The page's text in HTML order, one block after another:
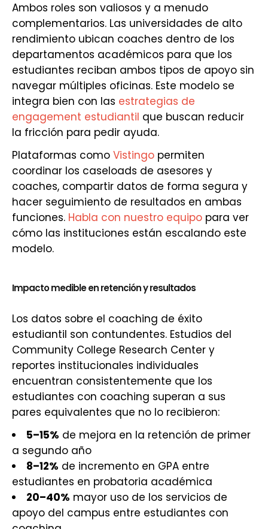
Ambos roles son valiosos y a menudo
complementarios. Las universidades de alto
rendimiento ubican coaches dentro de los
departamentos académicos para que los
estudiantes reciban ambos tipos de apoyo sin
navegar múltiples oficinas. Este modelo se
integra bien con las estrategias de
engagement estudiantil que buscan reducir
la fricción para pedir ayuda.
Plataformas como Vistingo permiten
coordinar los caseloads de asesores y
coaches, compartir datos de forma segura y
hacer seguimiento de resultados en ambas
funciones. Habla con nuestro equipo para ver
cómo las instituciones están escalando este
modelo.
Impacto medible en retención y resultados
Los datos sobre el coaching de éxito
estudiantil son contundentes. Estudios del
Community College Research Center y
reportes institucionales individuales
encuentran consistentemente que los
estudiantes con coaching superan a sus
pares equivalentes que no lo recibieron:
5–15% de mejora en la retención de primer
a segundo año
8–12% de incremento en GPA entre
estudiantes en probatoria académica
20–40% mayor uso de los servicios de
apoyo del campus entre estudiantes con